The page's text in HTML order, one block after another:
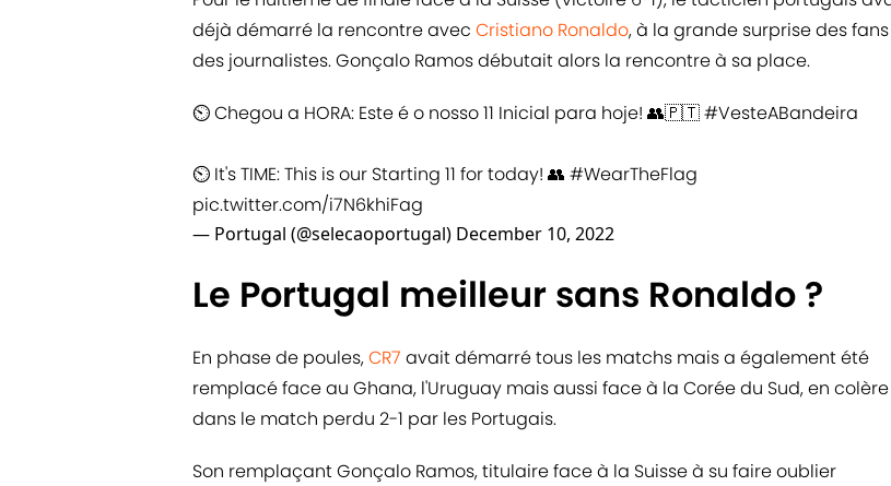
déjà démarré la rencontre avec Cristiano Ronaldo, à la grande surprise des
des journalistes. Gonçalo Ramos débutait alors la rencontre à sa place.
⏲ Chegou a HORA: Este é o nosso 11 Inicial para hoje! 👥🇵🇹#VesteABandeira
⏲ It's TIME: This is our Starting 11 for today! 👥 #WearTheFlag
pic.twitter.com/i7N6khiFag
— Portugal (@selecaoportugal) December 10, 2022
Le Portugal meilleur sans Ronaldo ?
En phase de poules,CR7 avait démarré tous les matchs mais a également été
remplacé face au Ghana, l'Uruguay mais aussi face à la Corée du Sud, en colère
dans le match perdu 2-1 par les Portugais.
Son remplaçant Gonçalo Ramos, titulaire face à la Suisse à su faire oublier